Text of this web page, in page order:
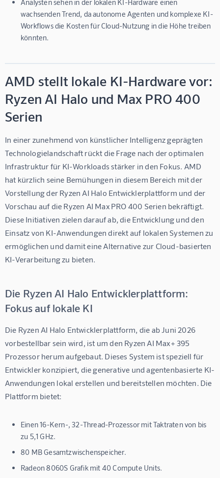
wachsenden Trend, da autonome Agenten und komplexe KI-
Workflows die Kosten für Cloud-Nutzung in die Höhe treiben
könnten.
AMD stellt lokale KI-Hardware vor:
Ryzen AI Halo und Max PRO 400
Serien
In einer zunehmend von künstlicher Intelligenz geprägten
Technologielandschaft rückt die Frage nach der optimalen
Infrastruktur für KI-Workloads stärker in den Fokus. AMD
hat kürzlich seine Bemühungen in diesem Bereich mit der
Vorstellung der Ryzen AI Halo Entwicklerplattform und der
Vorschau auf die Ryzen AI Max PRO 400 Serien bekräftigt.
Diese Initiativen zielen darauf ab, die Entwicklung und den
Einsatz von KI-Anwendungen direkt auf lokalen Systemen zu
ermöglichen und damit eine Alternative zur Cloud-basierten
KI-Verarbeitung zu bieten.
Die Ryzen AI Halo Entwicklerplattform:
Fokus auf lokale KI
Die Ryzen AI Halo Entwicklerplattform, die ab Juni 2026
vorbestellbar sein wird, ist um den Ryzen AI Max+ 395
Prozessor herum aufgebaut. Dieses System ist speziell für
Entwickler konzipiert, die generative und agentenbasierte KI-
Anwendungen lokal erstellen und bereitstellen möchten. Die
Plattform bietet:
Einen 16-Kern-, 32-Thread-Prozessor mit Taktraten von bis
zu 5,1 GHz.
80 MB Gesamtzwischenspeicher.
Radeon 8060S Grafik mit 40 Compute Units.